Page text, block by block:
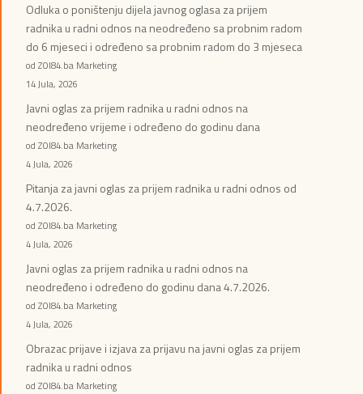
Odluka o poništenju dijela javnog oglasa za prijem
radnika u radni odnos na neodređeno sa probnim radom
do 6 mjeseci i određeno sa probnim radom do 3 mjeseca
od ZOI84.ba Marketing
14 Jula, 2026
Javni oglas za prijem radnika u radni odnos na
neodređeno vrijeme i određeno do godinu dana
od ZOI84.ba Marketing
4 Jula, 2026
Pitanja za javni oglas za prijem radnika u radni odnos od
4.7.2026.
od ZOI84.ba Marketing
4 Jula, 2026
Javni oglas za prijem radnika u radni odnos na
neodređeno i određeno do godinu dana 4.7.2026.
od ZOI84.ba Marketing
4 Jula, 2026
Obrazac prijave i izjava za prijavu na javni oglas za prijem
radnika u radni odnos
od ZOI84.ba Marketing